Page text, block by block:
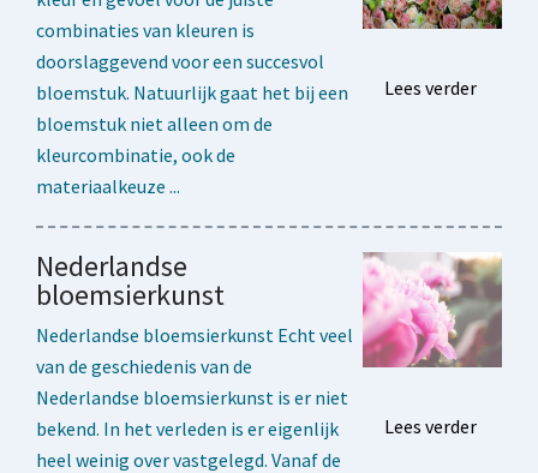
combinaties van kleuren is
doorslaggevend voor een succesvol
bloemstuk. Natuurlijk gaat het bij een
bloemstuk niet alleen om de
kleurcombinatie, ook de
materiaalkeuze ...
Lees verder
Nederlandse
bloemsierkunst
Nederlandse bloemsierkunst Echt veel
van de geschiedenis van de
Nederlandse bloemsierkunst is er niet
bekend. In het verleden is er eigenlijk
heel weinig over vastgelegd. Vanaf de
Lees verder